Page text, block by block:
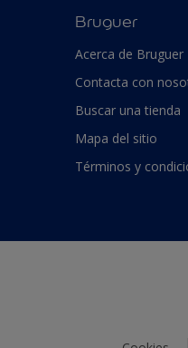
Bruguer
Acerca de Bruguer
Contacta con
Buscar una tienda
Mapa del sitio
Términos y